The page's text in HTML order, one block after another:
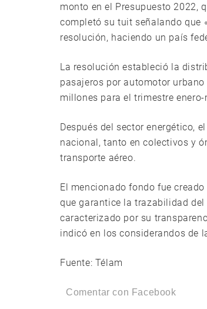
monto en el Presupuesto 2022,
completó su tuit señalando que
resolución, haciendo un país
La resolución estableció la
pasajeros por automotor
millones para el trimestre
Después del sector energético,
nacional, tanto en colectivos y
transporte aéreo.
El mencionado fondo fue
que garantice la trazabilidad
caracterizado por su
indicó en los considerandos de
Fuente: Télam
Comentar con Facebook